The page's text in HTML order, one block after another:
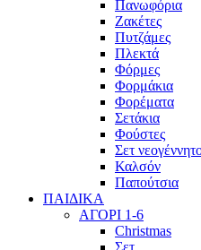
Πανωφόρια
Ζακέτες
Πυτζάμες
Πλεκτά
Φόρμες
Φορμάκια
Φορέματα
Σετάκια
Φούστες
Σετ
Καλσόν
Παπούτσια
ΠΑΙΔΙΚΑ
ΑΓΟΡΙ 1-6
Christmas
Σετ